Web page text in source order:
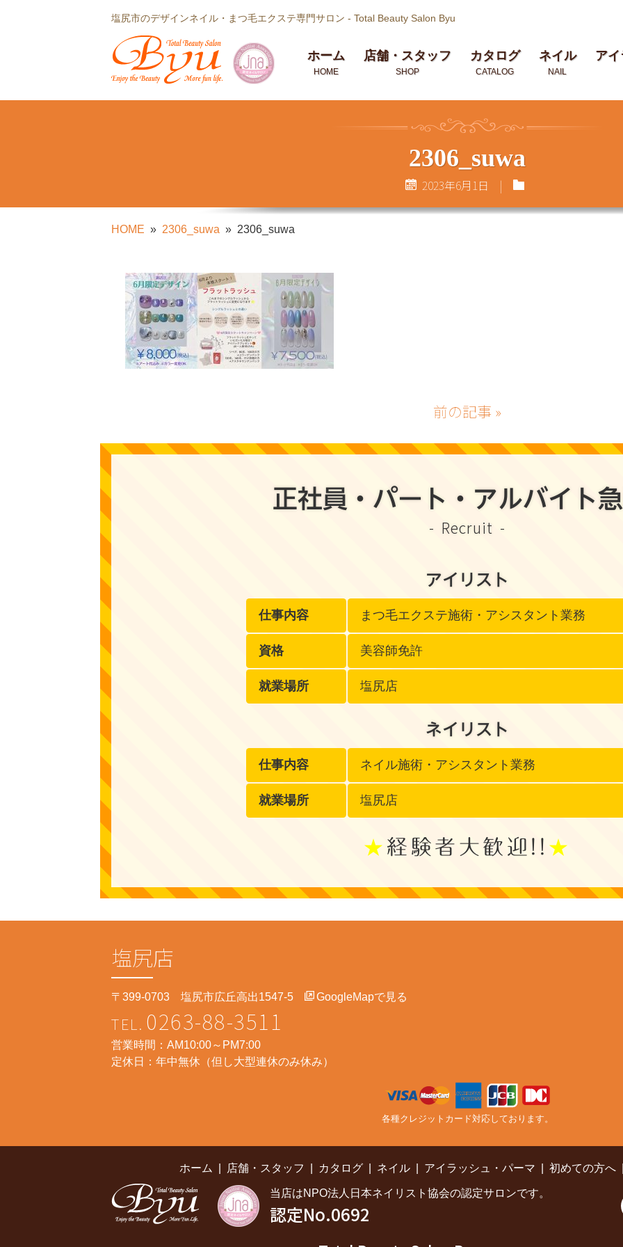
塩尻市のデザインネイル・まつ毛エクステ専門サロン - Total Beauty Salon Byu
ホーム
HOME
店舗・スタッフ
SHOP
カタログ
CATALOG
ネイル
NAIL
ア
2306_suwa
2023年6月1日
HOME 2306_suwa 2306_suwa
前の記事 »
正社員・パート・アルバイト
Recruit
アイリスト
仕事内容 まつ毛エクステ施術・アシスタント業務
資格 美容師免許
就業場所 塩尻店
ネイリスト
仕事内容 ネイル施術・アシスタント業務
就業場所 塩尻店
経験者大歓迎!!
塩尻店
〒399-0703 塩尻市広丘高出1547-5 GoogleMapで見る
0263-88-3511
営業時間：AM10:00～PM7:00
定休日：年中無休（但し大型連休のみ休み）
各種クレジットカード対応しております。
ホーム 店舗・スタッフ カタログ ネイル アイラッシュ・パーマ 初めての方へ
当店はNPO法人日本ネイリスト協会の認定サロンです。
認定No.0692